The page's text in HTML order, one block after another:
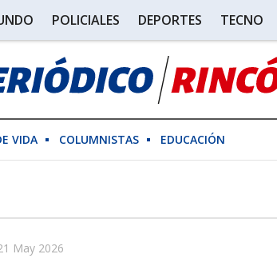
POLICIALES DEPORTES TECNO
VIDA COLUMNISTAS EDUCACIÓN
May 2026